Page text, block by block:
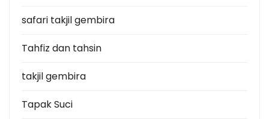
safari takjil gembira
Tahfiz dan tahsin
takjil gembira
Tapak Suci